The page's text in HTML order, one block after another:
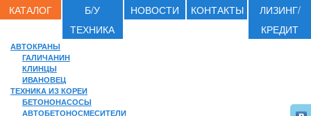
КАТАЛОГ
Б/У
ТЕХНИКА
НОВОСТИ КОНТАКТЫ
ЛИЗИНГ/
КРЕДИТ
АВТОКРАНЫ
ГАЛИЧАНИН
КЛИНЦЫ
ИВАНОВЕЦ
ТЕХНИКА ИЗ КОРЕИ
БЕТОНОНАСОСЫ
АВТОБЕТОНОСМЕСИТЕЛИ